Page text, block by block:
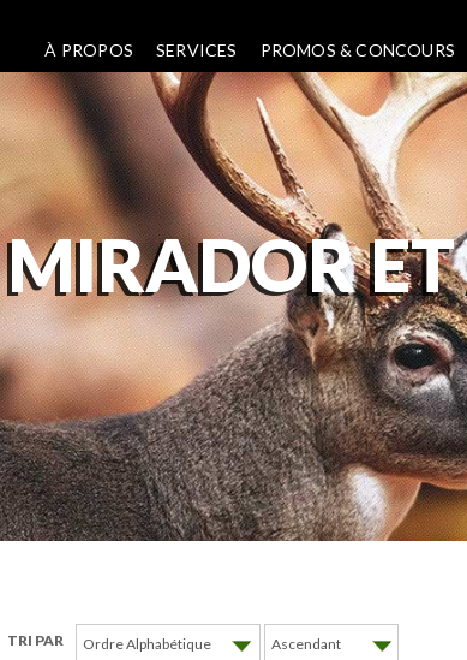
À PROPOS SERVICES PROMOS & CONCOURS
MIRADOR ET
TRI PAR